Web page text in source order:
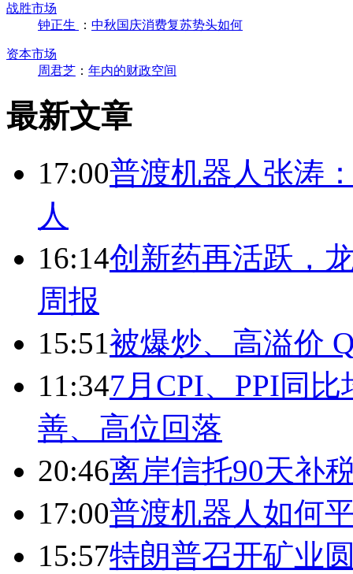
战胜市场
钟正生
： 中秋国庆消费复苏势头如何
资本市场
周君芝 ： 年内的财政空间
最新文章
17:00普渡机器人张涛
人
16:14创新药再活跃，
周报
15:51被爆炒、高溢价
11:347月CPI、PPI同
善、高位回落
20:46离岸信托90天补
17:00普渡机器人如何
15:57特朗普召开矿业